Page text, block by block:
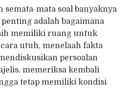
semata-mata soal banyaknya
adalah bagaimana
memiliki ruang untuk
utuh, menelaah fakta
persoalan
memeriksa kembali
tetap memiliki kondisi